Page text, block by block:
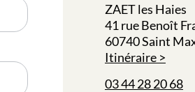
ZAET les Haies
41 rue Benoît
60740 Saint
Itinéraire
03 44 28 20 68